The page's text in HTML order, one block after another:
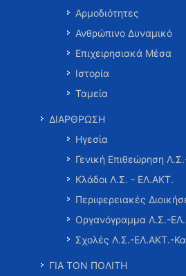
Αρμοδιότητες
Ανθρώπινο Δυναμικό
Επιχειρησιακά Μέσα
Ιστορία
Ταμεία
ΔΙΑΡΘΡΩΣΗ
Ηγεσία
Γενική Επιθεώρηση
Κλάδοι Λ.Σ. - ΕΛ.ΑΚΤ.
Περιφερειακές
Οργανόγραμμα Λ.Σ.-
Σχολές Λ.Σ.-ΕΛ.ΑΚΤ.-
ΓΙΑ ΤΟΝ ΠΟΛΙΤΗ